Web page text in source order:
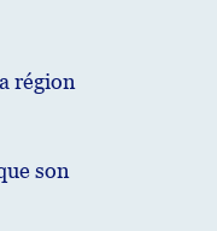
région
son